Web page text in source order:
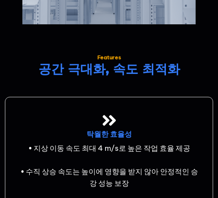
Features
공간 극대화, 속도 최적화
탁월한 효율성
• 지상 이동 속도 최대 4 m/s로 높은 작업 효율 제공
• 수직 상승 속도는 높이에 영향을 받지 않아 안정적인 승
강 성능 보장